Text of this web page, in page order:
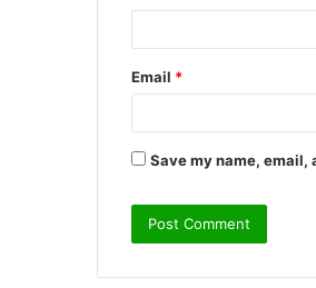
Email *
Save my name, email,